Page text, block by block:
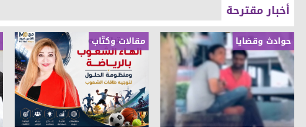
أخبار مقترحة
حوادث وقضايا مقالات وكتّاب